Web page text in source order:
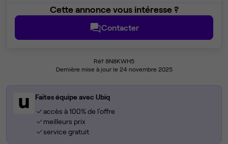
Cette annonce vous intéresse ?
Contacter
Réf 8N8KWH5
Dernière mise à jour le 24 novembre 2025
Faites équipe avec Ubiq
accès à 100% de l'offre
meilleurs prix
service gratuit